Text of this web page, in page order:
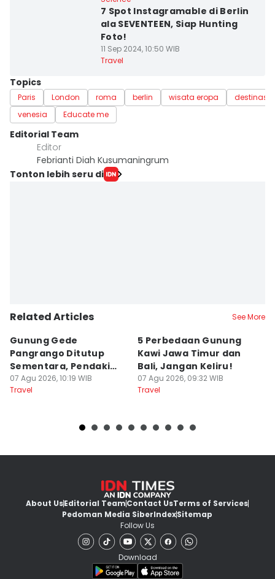
7 Spot Instagramable di Berlin
ala SEVENTEEN, Siap Hunting
Foto!
11 Sep 2024, 10:50 WIB
Travel
Topics
Paris London roma berlin wisata eropa
destinasi
venesia
Educate me
Editorial Team
Editor
Febrianti Diah Kusumaningrum
Tonton lebih seru di
Related Articles See More
Gunung Gede
Pangrango Ditutup
Sementara, Pendaki
Bisa Ajukan Refund
07 Agu 2026, 10:19 WIB
Travel
5 Perbedaan Gunung
Kawi Jawa Timur dan
Bali, Jangan Keliru!
07 Agu 2026, 09:32 WIB
Travel
About UsEditorial TeamContact UsTerms of Services
Pedoman Media SiberIndexSitemap
Follow Us
Download